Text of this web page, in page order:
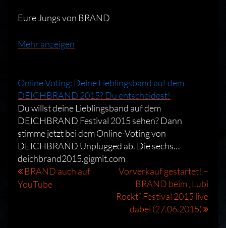
Eure Jungs von BRAND
Mehr anzeigen
Online Voting: Deine Lieblingsband auf dem
DEICHBRAND 2015? Du entscheidest!
Du willst deine Lieblingsband auf dem
DEICHBRAND Festival 2015 sehen? Dann
stimme jetzt bei dem Online-Voting von
DEICHBRAND Unplugged ab. Die sechs…
deichbrand2015.gigmit.com
Beitragsnavigation
BRAND auch auf
YouTube
Vorverkauf gestartet! –
BRAND beim „Lubi
Rockt“ Festival 2015 live
dabei (27.06.2015)